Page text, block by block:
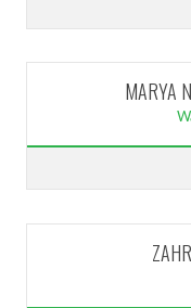
MARYA